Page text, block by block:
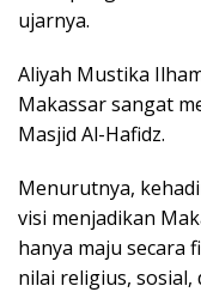
ujarnya.
Aliyah Mustika
Makassar sangat
Masjid Al-Hafidz.
Menurutnya,
visi menjadikan
hanya maju secara
nilai religius, sosial,